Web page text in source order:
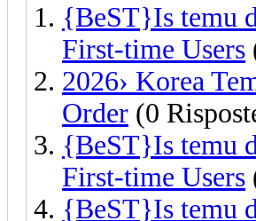
{BeST}Is temu
First-time Users
2026› Korea
Order (0
{BeST}Is temu
First-time Users
{BeST}Is temu